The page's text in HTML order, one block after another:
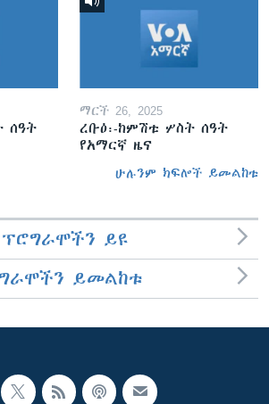
ሰዓት
ማርች 26, 2025
ረቡዕ፡-ከምሽቱ ሦስት ሰዓት
የአማርኛ ዜና
ሁሉንም ክፍሎች ይመልከቱ
ይዩ
ይመልከቱ